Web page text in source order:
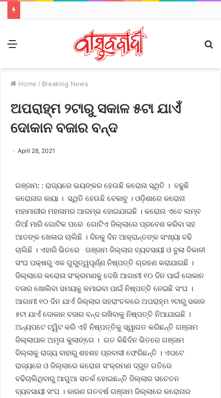
Home / Breaking News
ଅପରାହ୍ମ ୨ଟାରୁ ସକାଳ ୫ଟା ଯାଏଁ
ଦୋକାନ ବଜାର ବନ୍ଦ
April 28, 2021
ଗଞ୍ଜାମ: : ରାଜ୍ୟରେ ଭୟଙ୍କର ହେଉଛି କରୋନା ସ୍ଥିତି । ବଢୁଛି
କରୋନାର କାୟା । ସ୍ଥିତି ହେଉଛି ବେକାବୁ । ଓଡ଼ିଶାରେ କରୋନା
ମହାମାରୀର ମହାସମର ଆରମ୍ଭ ହୋଇଯାଇଛି । କରୋନା ଏବେ ଲମ୍ବ
ଡିଆଁ ମାରି ଗୋଟିକ ପରେ ଗୋଟିଏ ଜିଲ୍ଲାରେ ପ୍ରବେଶ କରିବା ସହ
ଆତଙ୍କ ଖେଳାଇ ଚାଲିଛି । ଦିନକୁ ଦିନ ଆକ୍ରାନ୍ତଙ୍କ ସଂଖ୍ୟା ବଢି
ଚାଲିଛି । ଏହାରି ଭିତରେ ଗଞ୍ଜାମ ଜିଲ୍ଲାର ବ୍ୟବସାୟୀ ଓ ବୁଲା ବିକାଳୀ
ସଂଘ ପକ୍ଷରୁ ଏକ ଗୁରୁତ୍ୱପୂର୍ଣ୍ଣ ନିଷ୍ପତ୍ତି ଗ୍ରହଣ କରାଯାଇଛି ।
ଜିଲ୍ଲାରେ କରୋନା ସଂକ୍ରମଣକୁ ଦେଖି ଆଗାମୀ ୧୦ ଦିନ ପାଇଁ ଦୋକାନ
ବଜାର ଖୋଲିବା ସମୟକୁ କମାଇବା ପାଇଁ ନିଷ୍ପତ୍ତି ନେଇଛି ସଂଘ ।
ଆଗାମୀ ୧୦ ଦିନ ଯାଏଁ ଜିଲ୍ଲାର ସହରାଂଚଳରେ ଅପରାହ୍ମ ୨ଟାରୁ ସକାଳ
୫ଟା ଯାଏଁ ଦୋକାନ ବଜାର ବନ୍ଦ ରଖିବାକୁ ନିଷ୍ପତ୍ତି ନିଆଯାଇଛି ।
ଅନ୍ୟପଟେ ଟ୍ୱିଟ କରି ଏହି ନିଷ୍ପତ୍ତିକୁ ସ୍ୱାଗତ କରିଛନ୍ତି ଗଞ୍ଜାମ
ଜିଲ୍ଲାପାଳ ଅମୃତା କୁଲାଙ୍ଗେ । ଗତ କିଛିଦିନ ଭିତରେ ଗଞ୍ଜାମ
ଜିଲ୍ଲାକୁ ରାଜ୍ୟ ବାହାରୁ ଶହଶହ ପ୍ରବାସୀ ଫେରିଛନ୍ତି । ଏପଟେ
ରାଜ୍ୟରେ ଓ ଜିଲ୍ଲାରେ କରୋନା ସଂକ୍ରମଣ ଦ୍ରୁତ ଗତିରେ
ବଢିଚାଲିଥିବାରୁ ଆଗୁଆ ସତର୍କ ହୋଇଛନ୍ତି ଜିଲ୍ଲାର ସଚେତନ
ବ୍ୟବସାୟୀ ସଂଘ । କାରଣ ଗତବର୍ଷ ଗଞ୍ଜାମ ଜିଲ୍ଲାରେ କରୋନାର